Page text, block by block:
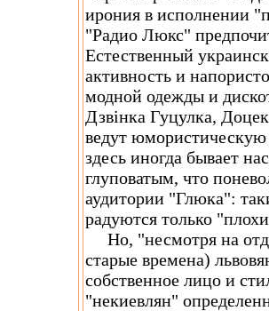
ирония в исполнении
"Радио Люкс"
Естественный
активность и
модной одежды и
Дзвінка Гуцулка,
ведут
здесь иногда бывает
глуповатым, что
аудитории "Глюка":
радуются только
Но, "несмотря на
старые времена)
собственное лицо и
"некиевлян"